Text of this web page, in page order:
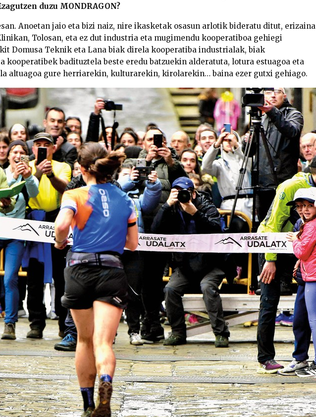
duzu MONDRAGON?
Anoetan jaio eta bizi naiz, nire ikasketak osasun arlotik bideratu ditut, erizaina
Tolosan, eta ez dut industria eta mugimendu kooperatiboa gehiegi
Domusa Teknik eta Lana biak direla kooperatiba industrialak, biak
kooperatibek badituztela beste eredu batzuekin alderatuta, lotura estuagoa eta
altuagoa gure herriarekin, kulturarekin, kirolarekin… baina ezer gutxi gehiago.